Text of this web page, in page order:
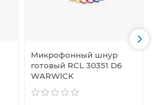
Микрофонный шнур
готовый RCL 30351 D6
WARWICK